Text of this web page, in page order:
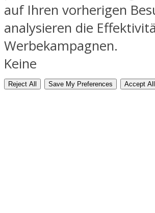
auf Ihren vorherigen
analysieren die
Werbekampagnen.
Keine
Reject All Save My Preferences Accept All